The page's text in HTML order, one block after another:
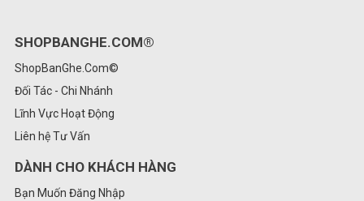
SHOPBANGHE.COM®
ShopBanGhe.Com©
Đối Tác - Chi Nhánh
Lĩnh Vực Hoạt Động
Liên hệ Tư Vấn
DÀNH CHO KHÁCH HÀNG
Bạn Muốn Đăng Nhập